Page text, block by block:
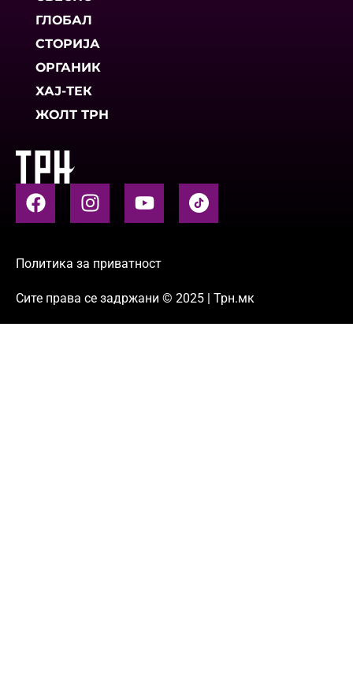
ГЛОБАЛ
СТОРИЈА
ОРГАНИК
ХАЈ-ТЕК
ЖОЛТ ТРН
Политика за приватност
Сите права се задржани © 2025 | Трн.мк